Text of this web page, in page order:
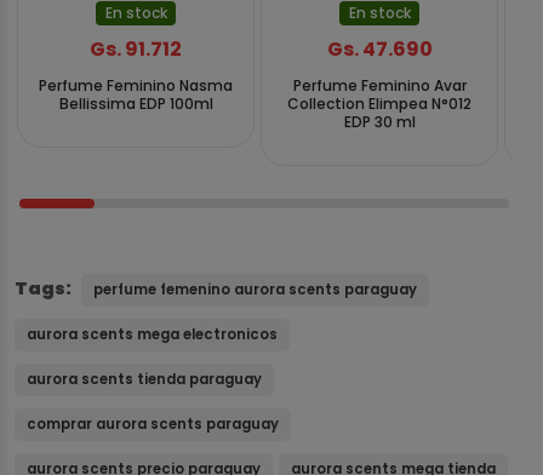
En stock
Gs. 91.712
Perfume Feminino Nasma
Bellissima EDP 100ml
En stock
Gs. 47.690
Perfume Feminino Avar
Collection Elimpea N°012
EDP 30 ml
Tags: perfume femenino aurora scents paraguay
aurora scents mega electronicos
aurora scents tienda paraguay
comprar aurora scents paraguay
aurora scents precio paraguay aurora scents mega tienda